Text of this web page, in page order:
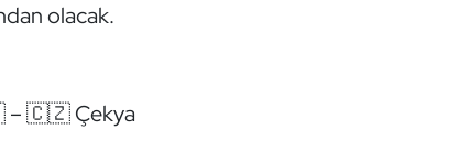
olacak.
– 🇨🇿 Çekya